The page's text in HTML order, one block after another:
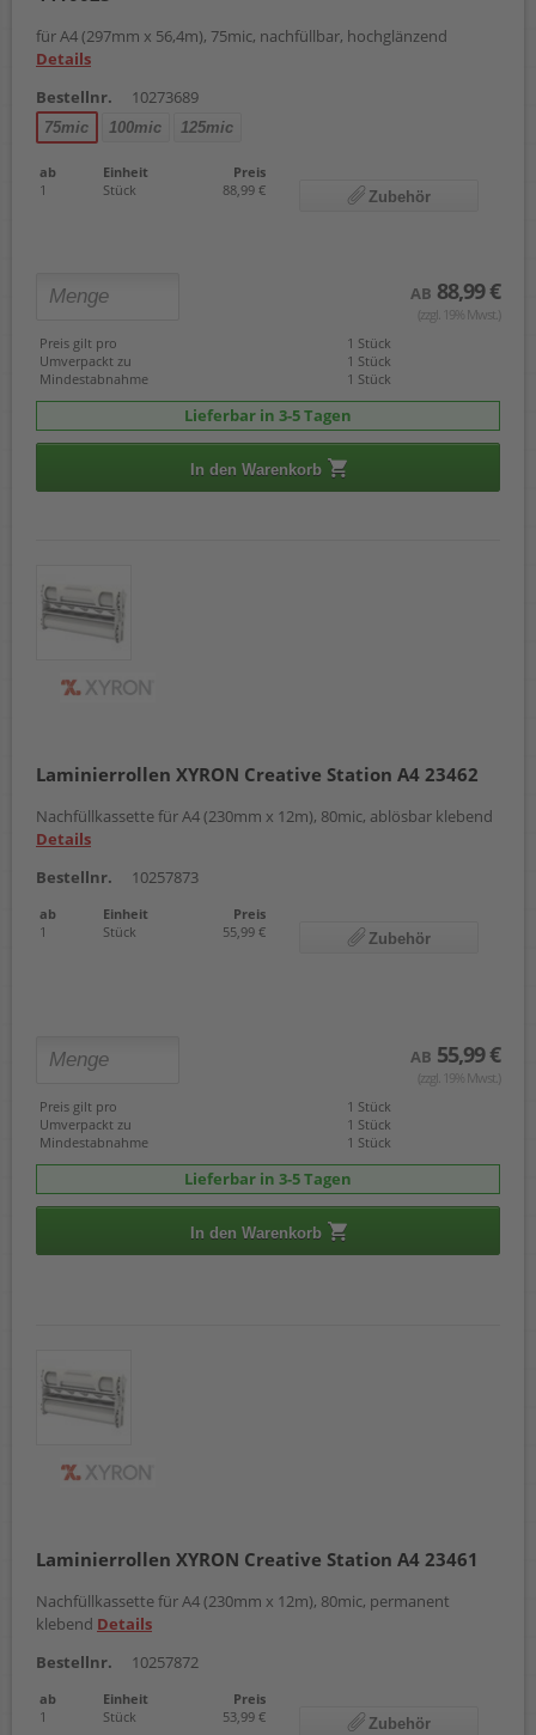
für A4 (297mm x 56,4m), 75mic, nachfüllbar, hochglänzend
Details
Bestellnr.
10273689
75mic 100mic 125mic
ab Einheit
Preis
1
Stück 88,99 € Zubehör
AB 88,99 €
(zzgl. 19% Mwst.)
Preis gilt pro
1 Stück
Umverpackt zu
1 Stück
Mindestabnahme
1 Stück
Lieferbar in 3-5 Tagen
In den Warenkorb
Laminierrollen XYRON Creative Station A4 23462
Nachfüllkassette für A4 (230mm x 12m), 80mic, ablösbar klebend
Details
Bestellnr.
10257873
ab Einheit
Preis
1
Stück 55,99 € Zubehör
AB 55,99 €
(zzgl. 19% Mwst.)
Preis gilt pro
1 Stück
Umverpackt zu
1 Stück
Mindestabnahme
1 Stück
Lieferbar in 3-5 Tagen
In den Warenkorb
Laminierrollen XYRON Creative Station A4 23461
Nachfüllkassette für A4 (230mm x 12m), 80mic, permanent
klebend Details
Bestellnr.
10257872
ab Einheit
Preis
1
Stück 53,99 € Zubehör